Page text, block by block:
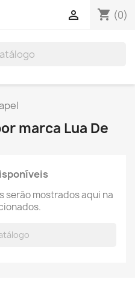
shopping_cart (0)

marca Lua De
serão mostrados aqui na